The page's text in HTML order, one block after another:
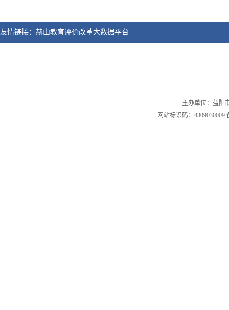
友情链接： 赫山教育评价改革大数据平台
主办单位：益阳
网站标识码：4309030009